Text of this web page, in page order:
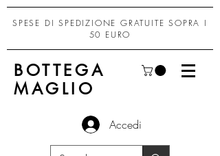
SPESE DI SPEDIZIONE GRATUITE SOPRA I
50 EURO
BOTTEGA
MAGLIO
Accedi